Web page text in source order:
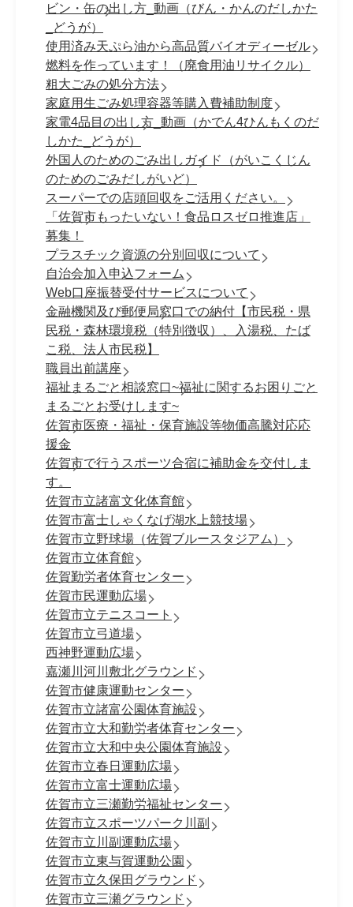
ビン・缶の出し方_動画（びん・かんのだしかた
_どうが）
使用済み天ぷら油から高品質バイオディーゼル
燃料を作っています！（廃食用油リサイクル）
粗大ごみの処分方法
家庭用生ごみ処理容器等購入費補助制度
家電4品目の出し方_動画（かでん4ひんもくのだ
しかた_どうが）
外国人のためのごみ出しガイド（がいこくじん
のためのごみだしがいど）
スーパーでの店頭回収をご活用ください。
「佐賀市もったいない！食品ロスゼロ推進店」
募集！
プラスチック資源の分別回収について
自治会加入申込フォーム
Web口座振替受付サービスについて
金融機関及び郵便局窓口での納付【市民税・県
民税・森林環境税（特別徴収）、入湯税、たば
こ税、法人市民税】
職員出前講座
福祉まるごと相談窓口~福祉に関するお困りごと
まるごとお受けします~
佐賀市医療・福祉・保育施設等物価高騰対応応
援金
佐賀市で行うスポーツ合宿に補助金を交付しま
す。
佐賀市立諸富文化体育館
佐賀市富士しゃくなげ湖水上競技場
佐賀市立野球場（佐賀ブルースタジアム）
佐賀市立体育館
佐賀勤労者体育センター
佐賀市民運動広場
佐賀市立テニスコート
佐賀市立弓道場
西神野運動広場
嘉瀬川河川敷北グラウンド
佐賀市健康運動センター
佐賀市立諸富公園体育施設
佐賀市立大和勤労者体育センター
佐賀市立大和中央公園体育施設
佐賀市立春日運動広場
佐賀市立富士運動広場
佐賀市立三瀬勤労福祉センター
佐賀市立スポーツパーク川副
佐賀市立川副運動広場
佐賀市立東与賀運動公園
佐賀市立久保田グラウンド
佐賀市立三瀬グラウンド